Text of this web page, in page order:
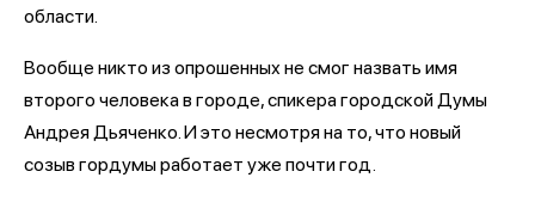
области.
Вообще никто из опрошенных не смог назвать имя
второго человека в городе, спикера городской Думы
Андрея Дьяченко. И это несмотря на то, что новый
созыв гордумы работает уже почти год.